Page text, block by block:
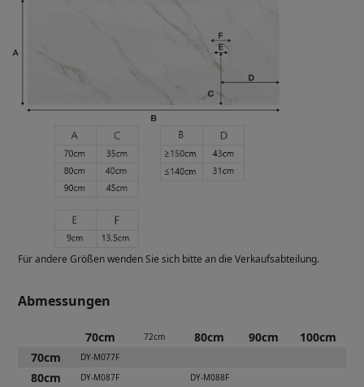
Für andere Größen wenden Sie sich bitte an die Verkaufsabteilung.
Abmessungen
70cm 72cm 80cm 90cm
100cm
70cm
DY-M077F
80cm DY-M087F DY-M088F